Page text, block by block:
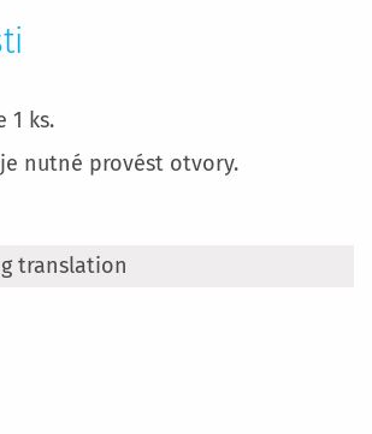
1 ks.
nutné provést otvory.
translation